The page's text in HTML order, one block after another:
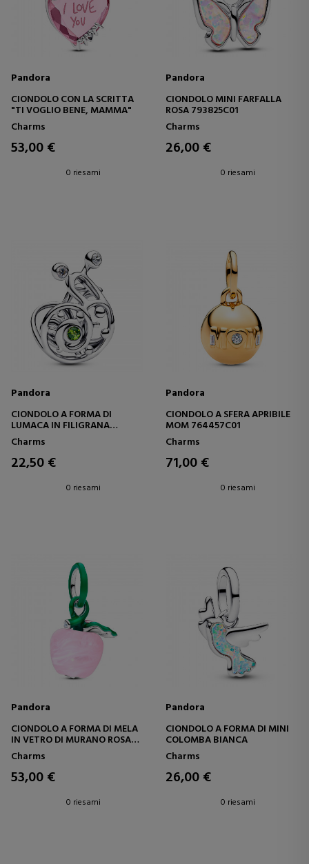
Pandora
CIONDOLO CON LA SCRITTA
"TI VOGLIO BENE, MAMMA"
Charms
53,00 €
0 riesami
Pandora
CIONDOLO MINI FARFALLA
ROSA 793825C01
Charms
26,00 €
0 riesami
Pandora
CIONDOLO A FORMA DI
LUMACA IN FILIGRANA
794557C01
Charms
22,50 €
0 riesami
Pandora
CIONDOLO A SFERA APRIBILE
MOM 764457C01
Charms
71,00 €
0 riesami
Pandora
CIONDOLO A FORMA DI MELA
IN VETRO DI MURANO ROSA
794485C01
Charms
53,00 €
0 riesami
Pandora
CIONDOLO A FORMA DI MINI
COLOMBA BIANCA
Charms
26,00 €
0 riesami